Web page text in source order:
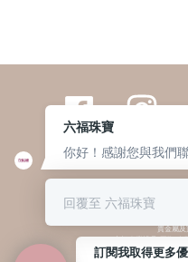
繁體 |
© 六福集團 版權
貴金屬及
(六福企業禮品(國際)有
六福電子商貿有限
訂閱我取得更多
六福珠寶
你好！感謝您與我們
回覆至 六福珠寶